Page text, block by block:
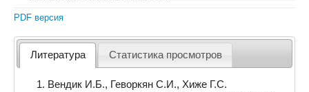
PDF версия
Литература Статистика просмотров
Вендик И.Б., Геворкян С.И., Хиже Г.С.